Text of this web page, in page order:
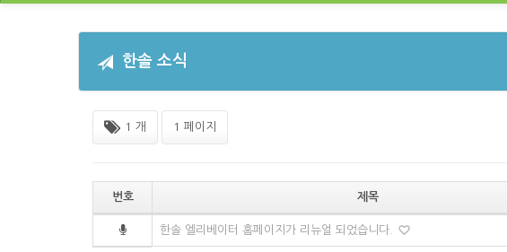
한솔 소식
1 개 1 페이지
번호 제목
한솔 엘리베이터 홈페이지가 리뉴얼 되었습니다.